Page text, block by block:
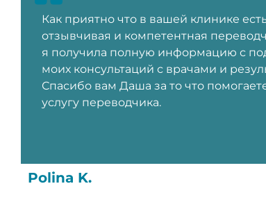
Как приятно что в вашей клинике
отзывчивая и компетентная
я получила полную информацию с
моих консультаций с врачами и
Спасибо вам Даша за то что
услугу переводчика.
Polina K.